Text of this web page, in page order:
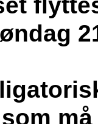
må